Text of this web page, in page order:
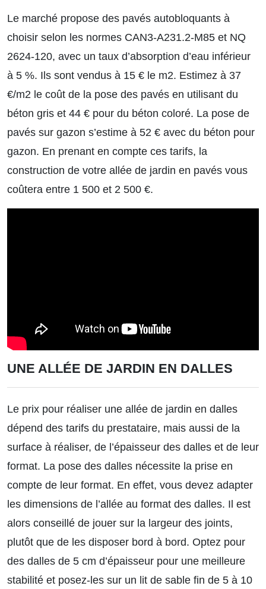
Le marché propose des pavés autobloquants à
choisir selon les normes CAN3-A231.2-M85 et NQ
2624-120, avec un taux d’absorption d’eau inférieur
à 5 %. Ils sont vendus à 15 € le m2. Estimez à 37
€/m2 le coût de la pose des pavés en utilisant du
béton gris et 44 € pour du béton coloré. La pose de
pavés sur gazon s’estime à 52 € avec du béton pour
gazon. En prenant en compte ces tarifs, la
construction de votre allée de jardin en pavés vous
coûtera entre 1 500 et 2 500 €.
UNE ALLÉE DE JARDIN EN DALLES
Le prix pour réaliser une allée de jardin en dalles
dépend des tarifs du prestataire, mais aussi de la
surface à réaliser, de l’épaisseur des dalles et de leur
format. La pose des dalles nécessite la prise en
compte de leur format. En effet, vous devez adapter
les dimensions de l’allée au format des dalles. Il est
alors conseillé de jouer sur la largeur des joints,
plutôt que de les disposer bord à bord. Optez pour
des dalles de 5 cm d’épaisseur pour une meilleure
stabilité et posez-les sur un lit de sable fin de 5 à 10